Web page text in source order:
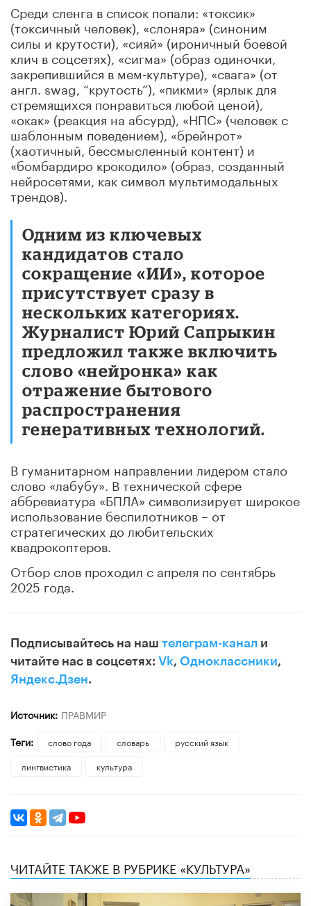
Среди сленга в список попали: «токсик»
(токсичный человек), «слоняра» (синоним
силы и крутости), «сияй» (ироничный боевой
клич в соцсетях), «сигма» (образ одиночки,
закрепившийся в мем-культуре), «свага» (от
англ. swag, “крутость”), «пикми» (ярлык для
стремящихся понравиться любой ценой),
«окак» (реакция на абсурд), «НПС» (человек с
шаблонным поведением), «брейнрот»
(хаотичный, бессмысленный контент) и
«бомбардиро крокодило» (образ, созданный
нейросетями, как символ мультимодальных
трендов).
Одним из ключевых
кандидатов стало
сокращение «ИИ», которое
присутствует сразу в
нескольких категориях.
Журналист Юрий Сапрыкин
предложил также включить
слово «нейронка» как
отражение бытового
распространения
генеративных технологий.
В гуманитарном направлении лидером стало
слово «лабубу». В технической сфере
аббревиатура «БПЛА» символизирует широкое
использование беспилотников – от
стратегических до любительских
квадрокоптеров.
Отбор слов проходил с апреля по сентябрь
2025 года.
Подписывайтесь на наш телеграм-канал и
читайте нас в соцсетях: Vk, Одноклассники,
Яндекс.Дзен.
Источник: ПРАВМИР
Теги:
слово года словарь
русский язык
лингвистика
культура
ЧИТАЙТЕ ТАКЖЕ В РУБРИКЕ «КУЛЬТУРА»